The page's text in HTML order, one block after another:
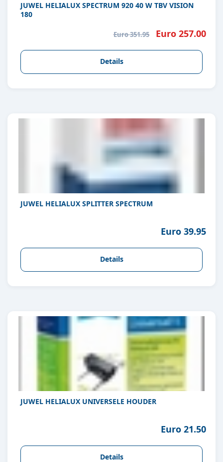
JUWEL HELIALUX SPECTRUM 920 40 W TBV VISION
180
Euro 351.95 Euro 257.00
Details
JUWEL HELIALUX SPLITTER SPECTRUM
Euro 39.95
Details
JUWEL HELIALUX UNIVERSELE HOUDER
Euro 21.50
Details